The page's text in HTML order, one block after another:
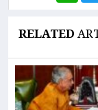
RELATED